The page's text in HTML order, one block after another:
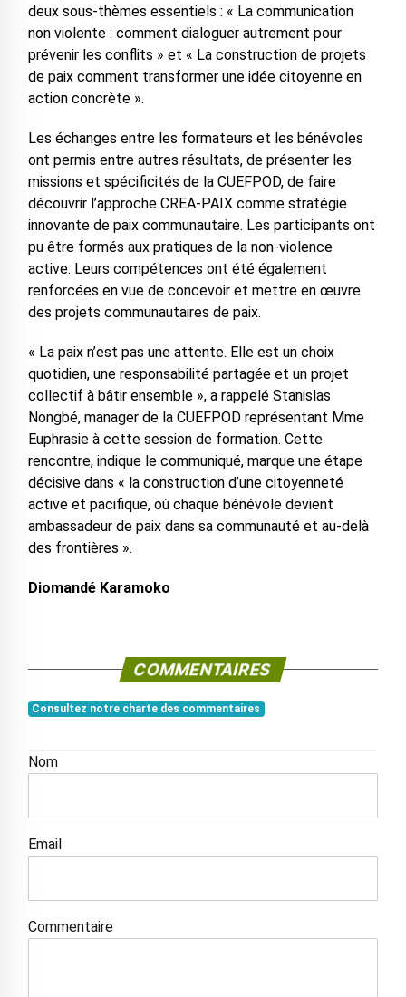
deux sous-thèmes essentiels : « La communication
non violente : comment dialoguer autrement pour
prévenir les conflits » et « La construction de projets
de paix comment transformer une idée citoyenne en
action concrète ».
Les échanges entre les formateurs et les bénévoles
ont permis entre autres résultats, de présenter les
missions et spécificités de la CUEFPOD, de faire
découvrir l’approche CREA-PAIX comme stratégie
innovante de paix communautaire. Les participants ont
pu être formés aux pratiques de la non-violence
active. Leurs compétences ont été également
renforcées en vue de concevoir et mettre en œuvre
des projets communautaires de paix.
« La paix n’est pas une attente. Elle est un choix
quotidien, une responsabilité partagée et un projet
collectif à bâtir ensemble », a rappelé Stanislas
Nongbé, manager de la CUEFPOD représentant Mme
Euphrasie à cette session de formation. Cette
rencontre, indique le communiqué, marque une étape
décisive dans « la construction d’une citoyenneté
active et pacifique, où chaque bénévole devient
ambassadeur de paix dans sa communauté et au-delà
des frontières ».
Diomandé Karamoko
COMMENTAIRES
Consultez notre charte des commentaires
Nom
Email
Commentaire